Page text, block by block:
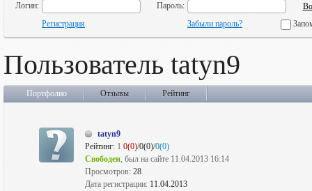
Логин:
Пароль:
Регистрация
Забыли пароль?
Пользователь tatyn9
Портфолио Отзывы Рейтинг
tatyn9
Рейтинг: 1 0(0)/0(0)/0(0)
Свободен, был на сайте 11.04.2013 16:14
Просмотров: 28
Дата регистрации: 11.04.2013